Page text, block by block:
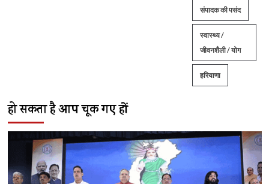
संपादक की पसंद
स्वास्थ्य /
जीवनशैली / योग
हरियाणा
हो सकता है आप चूक गए हों